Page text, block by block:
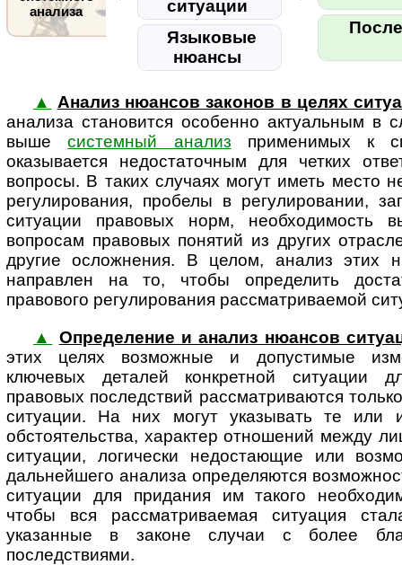
анализа
ситуации
Языковые
нюансы
▲ Анализ нюансов законов в целях
анализа становится особенно ак­ту­аль­ным в
вышесистемный анализ применимых к
оказывается недостаточным для четких
вопросы. В таких случаях могут иметь место
регулирования, пробелы в регулировании,
ситуации правовых норм, необходимость
вопросам правовых понятий из других
другие осложнения. В целом, анализ этих
направлен на то, чтобы определить
правового регулирования рассматриваемой
▲
Определение и анализ нюансов
этих целях возможные и до­пу­с­ти­мые
ключевых деталей конкретной ситуации
правовых последствий рассматриваются
ситуации. На них могут указывать те или
обстоятельства, характер отношений между
ситуации, логически недостающие или
дальнейшего анализа определяются
ситуации для придания им такого
чтобы вся рассматриваемая ситуация
указанные в законе случаи с более
последствиями.